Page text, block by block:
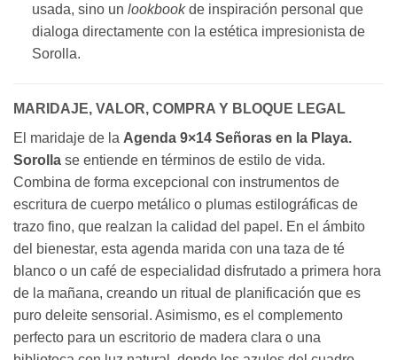
usada, sino un lookbookde inspiración personal que
dialoga directamente con la estética impresionista de
Sorolla.
MARIDAJE, VALOR, COMPRA Y BLOQUE LEGAL
El maridaje de la Agenda 9×14 Señoras en la Playa.
Sorolla se entiende en términos de estilo de vida.
Combina de forma excepcional con instrumentos de
escritura de cuerpo metálico o plumas estilográficas de
trazo fino, que realzan la calidad del papel. En el ámbito
del bienestar, esta agenda marida con una taza de té
blanco o un café de especialidad disfrutado a primera hora
de la mañana, creando un ritual de planificación que es
puro deleite sensorial. Asimismo, es el complemento
perfecto para un escritorio de madera clara o una